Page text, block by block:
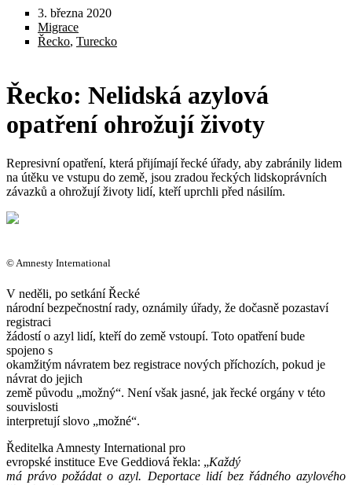
3. března 2020
Migrace
Řecko, Turecko
Řecko: Nelidská azylová
opatření ohrožují životy
Represivní opatření, která přijímají řecké úřady, aby zabránily lidem
na útěku ve vstupu do země, jsou zradou řeckých lidskoprávních
závazků a ohrožují životy lidí, kteří uprchli před násilím.
© Amnesty International
V neděli, po setkání Řecké
národní bezpečnostní rady, oznámily úřady, že dočasně pozastaví
registraci
žádostí o azyl lidí, kteří do země vstoupí. Toto opatření bude
spojeno s
okamžitým návratem bez registrace nových příchozích, pokud je
návrat do jejich
země původu „možný“. Není však jasné, jak řecké orgány v této
souvislosti
interpretují slovo „možné“.
Ředitelka Amnesty International pro
evropské instituce Eve Geddiová řekla: „Každý
má právo požádat o azyl. Deportace lidí bez řádného azylového